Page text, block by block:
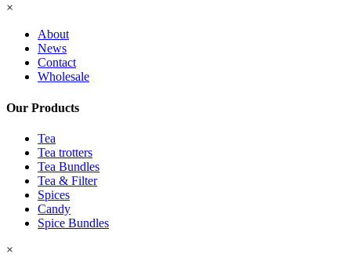
×
About
News
Contact
Wholesale
Our Products
Tea
Tea trotters
Tea Bundles
Tea & Filter
Spices
Candy
Spice Bundles
×